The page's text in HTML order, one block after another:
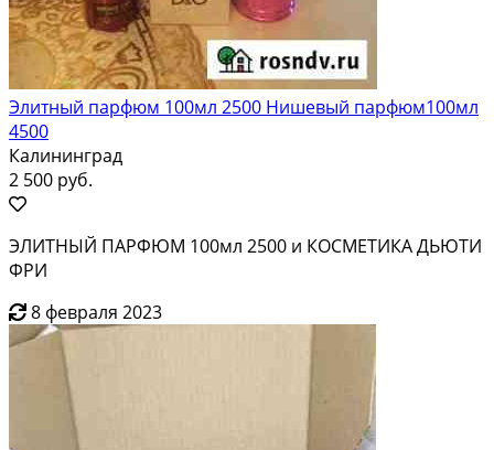
Элитный парфюм 100мл 2500 Нишевый парфюм100мл
4500
Калининград
2 500 руб.
ЭЛИТНЫЙ ПАРФЮМ 100мл 2500 и КОСМЕТИКА ДЬЮТИ
ФРИ
8 февраля 2023